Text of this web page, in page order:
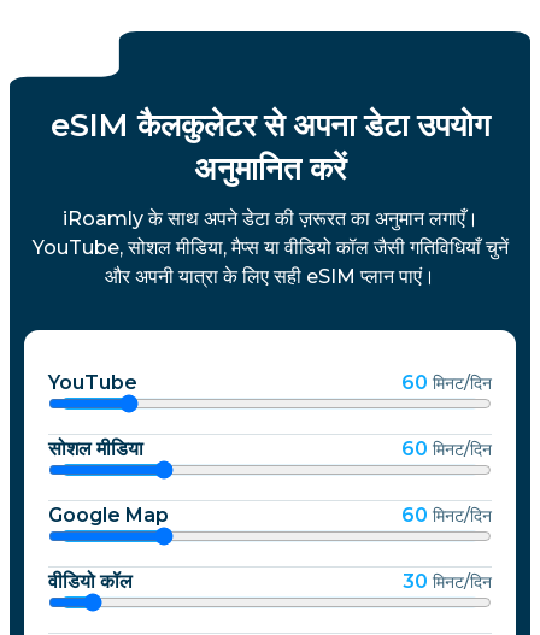
eSIM कैलकुलेटर से अपना डेटा उपयोग
अनुमानित करें
iRoamly के साथ अपने डेटा की ज़रूरत का अनुमान लगाएँ।
YouTube, सोशल मीडिया, मैप्स या वीडियो कॉल जैसी गतिविधियाँ चुनें
और अपनी यात्रा के लिए सही eSIM प्लान पाएं।
YouTube 60 मिनट/दिन
सोशल मीडिया 60 मिनट/दिन
Google Map 60 मिनट/दिन
वीडियो कॉल 30 मिनट/दिन